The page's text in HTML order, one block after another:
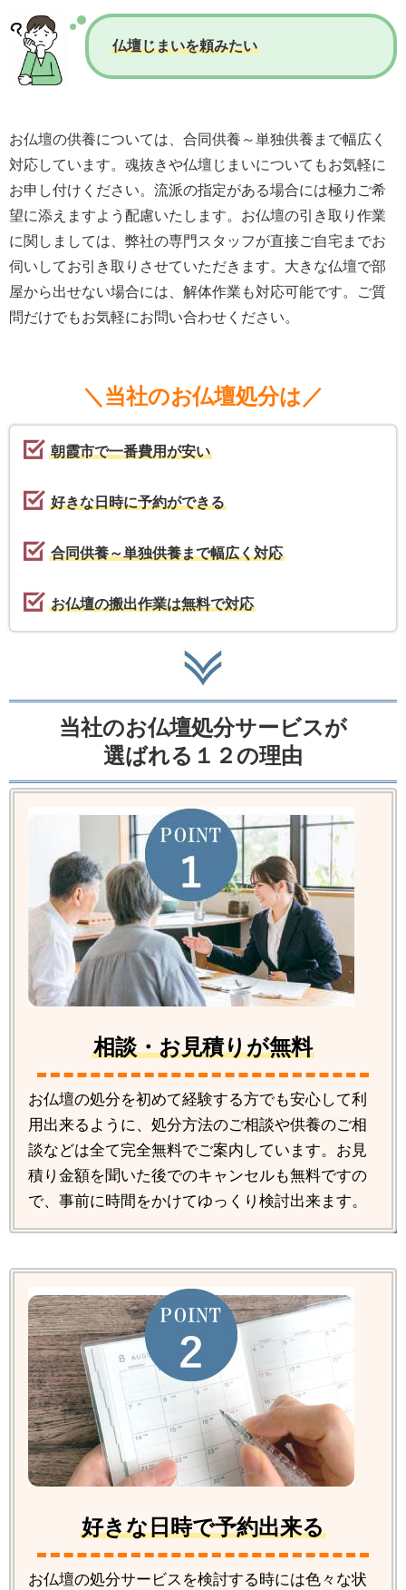
仏壇じまいを頼みたい
お仏壇の供養については、合同供養～単独供養まで幅広く
対応しています。魂抜きや仏壇じまいについてもお気軽に
お申し付けください。流派の指定がある場合には極力ご希
望に添えますよう配慮いたします。お仏壇の引き取り作業
に関しましては、弊社の専門スタッフが直接ご自宅までお
伺いしてお引き取りさせていただきます。大きな仏壇で部
屋から出せない場合には、解体作業も対応可能です。ご質
問だけでもお気軽にお問い合わせください。
＼当社のお仏壇処分は／
朝霞市で一番費用が安い
好きな日時に予約ができる
合同供養～単独供養まで幅広く対応
お仏壇の搬出作業は無料で対応
当社のお仏壇処分サービスが
選ばれる１２の理由
相談・お見積りが無料
お仏壇の処分を初めて経験する方でも安心して利
用出来るように、処分方法のご相談や供養のご相
談などは全て完全無料でご案内しています。お見
積り金額を聞いた後でのキャンセルも無料ですの
で、事前に時間をかけてゆっくり検討出来ます。
好きな日時で予約出来る
お仏壇の処分サービスを検討する時には色々な状